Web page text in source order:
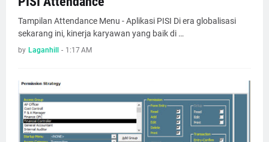
Tampilan Attendance Menu - Aplikasi PISI Di era globalisasi
sekarang ini, kinerja karyawan yang baik di …
by Laganhill - 1:17 AM